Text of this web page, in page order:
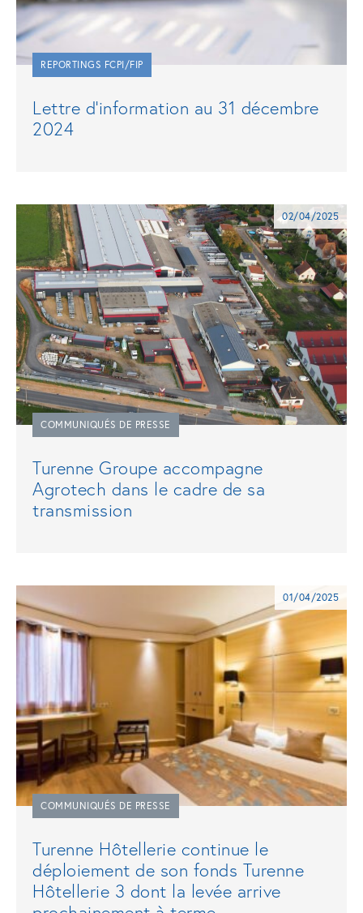
REPORTINGS FCPI/FIP
Lettre d’information au 31 décembre
2024
02/04/2025
COMMUNIQUÉS DE PRESSE
Turenne Groupe accompagne
Agrotech dans le cadre de sa
transmission
01/04/2025
COMMUNIQUÉS DE PRESSE
Turenne Hôtellerie continue le
déploiement de son fonds Turenne
Hôtellerie 3 dont la levée arrive